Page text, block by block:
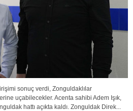
sonuç verdi, Zonguldaklılar
uçabilecekler. Acenta sahibi Adem Işık,
hattı açıkta kaldı. Zonguldak Direk...